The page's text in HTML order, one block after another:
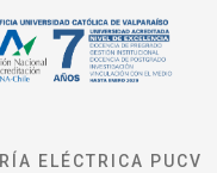
ELÉCTRICA PUCV